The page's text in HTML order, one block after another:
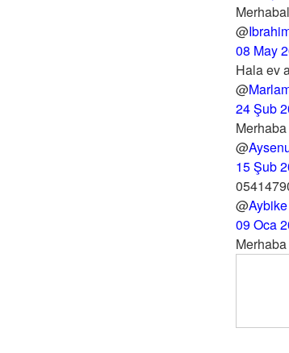
@
08 May
Hala ev
@
24 Şub
@
15 Şub
@Aybike
09 Oca